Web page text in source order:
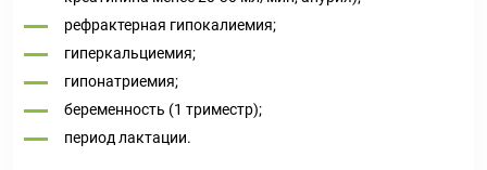
рефрактерная гипокалиемия;
гиперкальциемия;
гипонатриемия;
беременность (1 триместр);
период лактации.